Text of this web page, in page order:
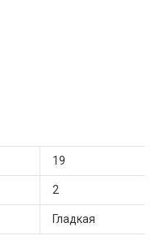
19
2
Гладкая